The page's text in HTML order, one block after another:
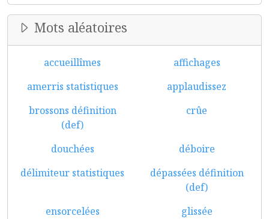
Mots aléatoires
accueillîmes
affichages
amerris statistiques
applaudissez
brossons définition
(def)
crûe
douchées
déboire
délimiteur statistiques
dépassées définition
(def)
ensorcelées
glissée